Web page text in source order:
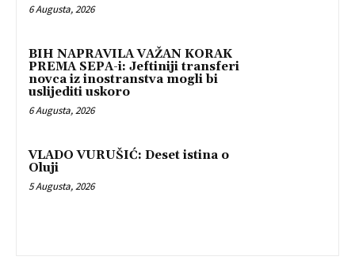
6 Augusta, 2026
BIH NAPRAVILA VAŽAN KORAK
PREMA SEPA-i: Jeftiniji transferi
novca iz inostranstva mogli bi
uslijediti uskoro
6 Augusta, 2026
VLADO VURUŠIĆ: Deset istina o
Oluji
5 Augusta, 2026